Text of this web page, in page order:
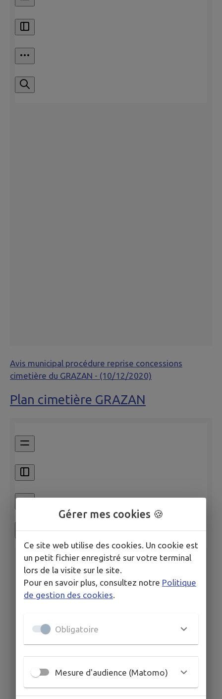
Avis municipal procédure reprise concessions
cimetière du GRAZAN - (10/12/2020)
Plan cimetière GRAZAN
Gérer mes cookies 🍪
Ce site web utilise des cookies. Un cookie est
un petit fichier enregistré sur votre terminal
lors de la visite sur le site.
Pour en savoir plus, consultez notre Politique
de gestion des cookies.
Obligatoire
Mesure d'audience (Matomo)